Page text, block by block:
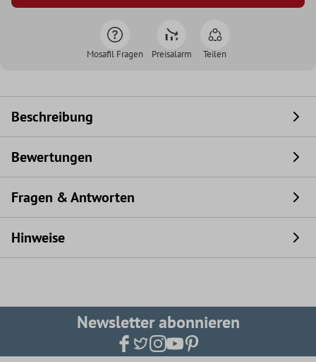
Mosafil Fragen Preisalarm Teilen
Beschreibung
Bewertungen
Fragen & Antworten
Hinweise
Newsletter abonnieren